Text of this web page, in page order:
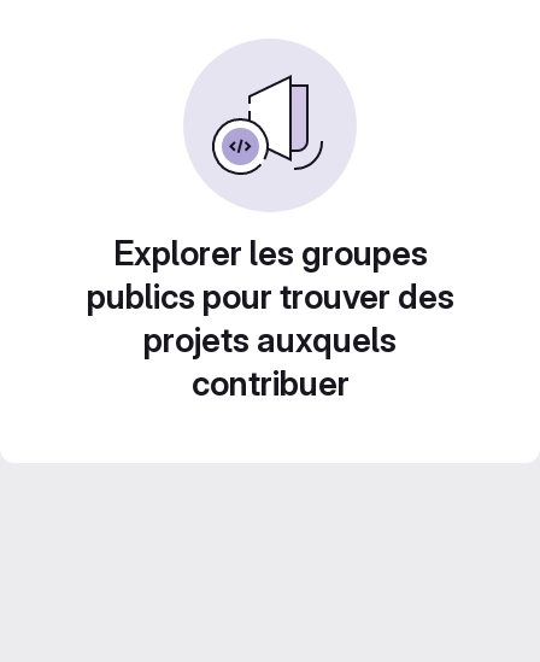
Explorer les groupes
publics pour trouver des
projets auxquels
contribuer